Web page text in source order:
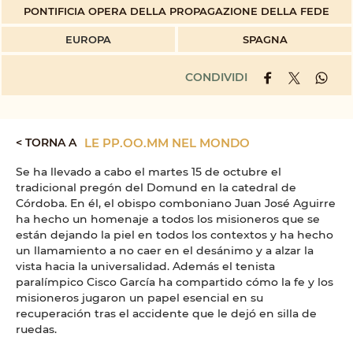
PONTIFICIA OPERA DELLA PROPAGAZIONE DELLA FEDE
EUROPA SPAGNA
CONDIVIDI
< TORNA A LE PP.OO.MM NEL MONDO
Se ha llevado a cabo el martes 15 de octubre el
tradicional pregón del Domund en la catedral de
Córdoba. En él, el obispo comboniano Juan José Aguirre
ha hecho un homenaje a todos los misioneros que se
están dejando la piel en todos los contextos y ha hecho
un llamamiento a no caer en el desánimo y a alzar la
vista hacia la universalidad. Además el tenista
paralímpico Cisco García ha compartido cómo la fe y los
misioneros jugaron un papel esencial en su
recuperación tras el accidente que le dejó en silla de
ruedas.